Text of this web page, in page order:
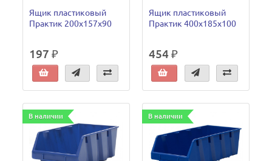
Ящик пластиковый
Практик 200x157x90
197 ₽
Ящик пластиковый
Практик 400x185x100
454 ₽
В наличии В наличии